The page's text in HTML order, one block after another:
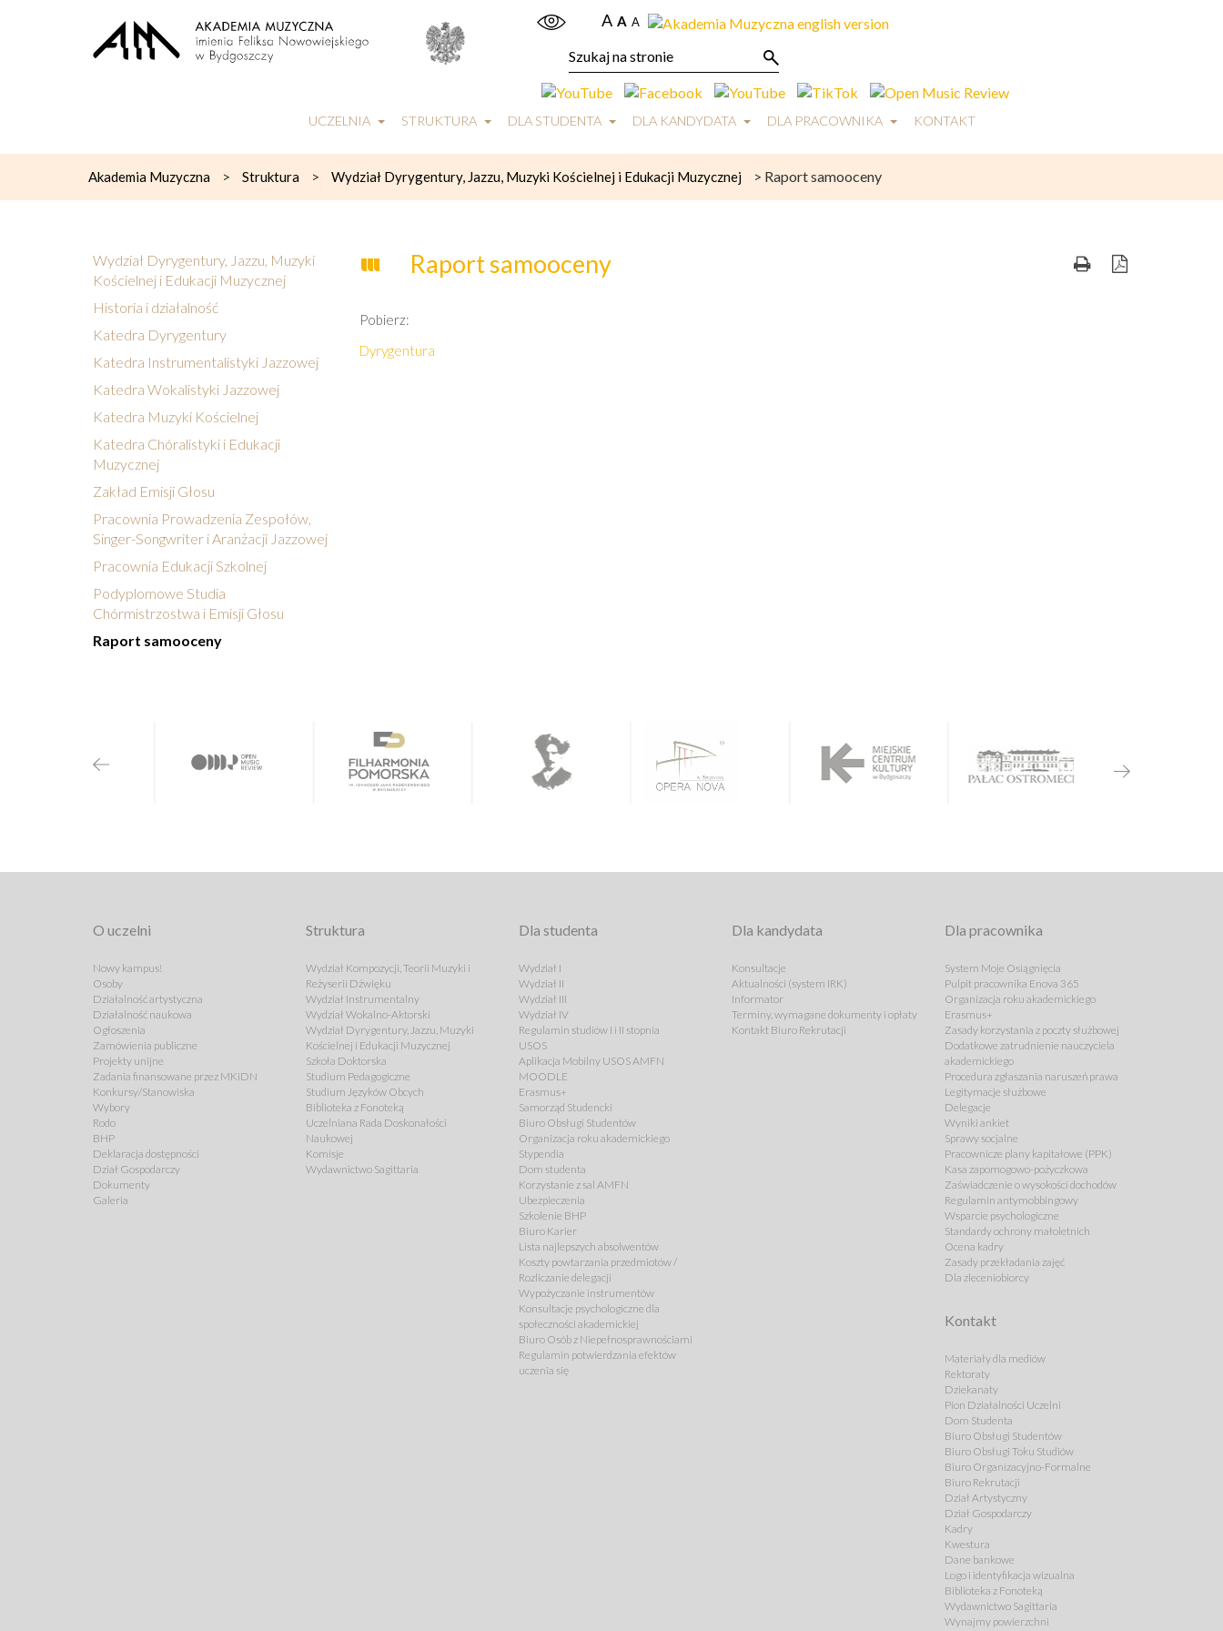
A A A
UCZELNIA STRUKTURA DLA STUDENTA DLA KANDYDATA DLA PRACOWNIKA KONTAKT
Akademia Muzyczna > Struktura > Wydział Dyrygentury, Jazzu, Muzyki Kościelnej i Edukacji Muzycznej > Raport samooceny
Wydział Dyrygentury, Jazzu, Muzyki
Kościelnej i Edukacji Muzycznej
Historia i działalność
Katedra Dyrygentury
Katedra Instrumentalistyki Jazzowej
Katedra Wokalistyki Jazzowej
Katedra Muzyki Kościelnej
Katedra Chóralistyki i Edukacji
Muzycznej
Zakład Emisji Głosu
Pracownia Prowadzenia Zespołów,
Singer-Songwriter i Aranżacji Jazzowej
Pracownia Edukacji Szkolnej
Podyplomowe Studia
Chórmistrzostwa i Emisji Głosu
Raport samooceny
Raport samooceny
Pobierz:
Dyrygentura
O uczelni
Nowy kampus!
Osoby
Działalność artystyczna
Działalność naukowa
Ogłoszenia
Zamówienia publiczne
Projekty unijne
Zadania finansowane przez MKiDN
Konkursy/Stanowiska
Wybory
Rodo
BHP
Deklaracja dostępności
Dział Gospodarczy
Dokumenty
Galeria
Struktura
Wydział Kompozycji, Teorii Muzyki i
Reżyserii Dźwięku
Wydział Instrumentalny
Wydział Wokalno-Aktorski
Wydział Dyrygentury, Jazzu, Muzyki
Kościelnej i Edukacji Muzycznej
Szkoła Doktorska
Studium Pedagogiczne
Studium Języków Obcych
Biblioteka z Fonoteką
Uczelniana Rada Doskonałości
Naukowej
Komisje
Wydawnictwo Sagittaria
Dla studenta
Wydział I
Wydział II
Wydział III
Wydział IV
Regulamin studiów I i II stopnia
USOS
Aplikacja Mobilny USOS AMFN
MOODLE
Erasmus+
Samorząd Studencki
Biuro Obsługi Studentów
Organizacja roku akademickiego
Stypendia
Dom studenta
Korzystanie z sal AMFN
Ubezpieczenia
Szkolenie BHP
Biuro Karier
Lista najlepszych absolwentów
Koszty powtarzania przedmiotów /
Rozliczanie delegacji
Wypożyczanie instrumentów
Konsultacje psychologiczne dla
społeczności akademickiej
Biuro Osób z Niepełnosprawnościami
Regulamin potwierdzania efektów
uczenia się
Dla kandydata
Konsultacje
Aktualności (system IRK)
Informator
Terminy, wymagane dokumenty i opłaty
Kontakt Biuro Rekrutacji
Dla pracownika
System Moje Osiągnięcia
Pulpit pracownika Enova 365
Organizacja roku akademickiego
Erasmus+
Zasady korzystania z poczty służbowej
Dodatkowe zatrudnienie nauczyciela
akademickiego
Procedura zgłaszania naruszeń prawa
Legitymacje służbowe
Delegacje
Wyniki ankiet
Sprawy socjalne
Pracownicze plany kapitałowe (PPK)
Kasa zapomogowo-pożyczkowa
Zaświadczenie o wysokości dochodów
Regulamin antymobbingowy
Wsparcie psychologiczne
Standardy ochrony małoletnich
Ocena kadry
Zasady przekładania zajęć
Dla zleceniobiorcy
Kontakt
Materiały dla mediów
Rektoraty
Dziekanaty
Pion Działalności Uczelni
Dom Studenta
Biuro Obsługi Studentów
Biuro Obsługi Toku Studiów
Biuro Organizacyjno-Formalne
Biuro Rekrutacji
Dział Artystyczny
Dział Gospodarczy
Kadry
Kwestura
Dane bankowe
Logo i identyfikacja wizualna
Biblioteka z Fonoteką
Wydawnictwo Sagittaria
Wynajmy powierzchni